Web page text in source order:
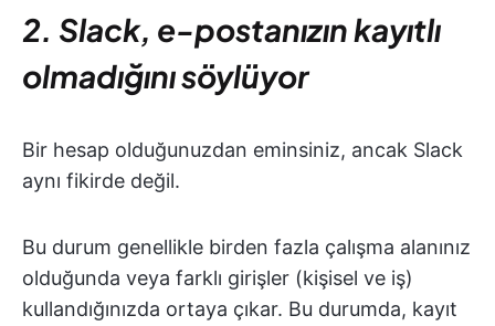
2. Slack, e-postanızın kayıtlı
olmadığını söylüyor
Bir hesap olduğunuzdan eminsiniz, ancak Slack
aynı fikirde değil.
Bu durum genellikle birden fazla çalışma alanınız
olduğunda veya farklı girişler (kişisel ve iş)
kullandığınızda ortaya çıkar. Bu durumda, kayıt